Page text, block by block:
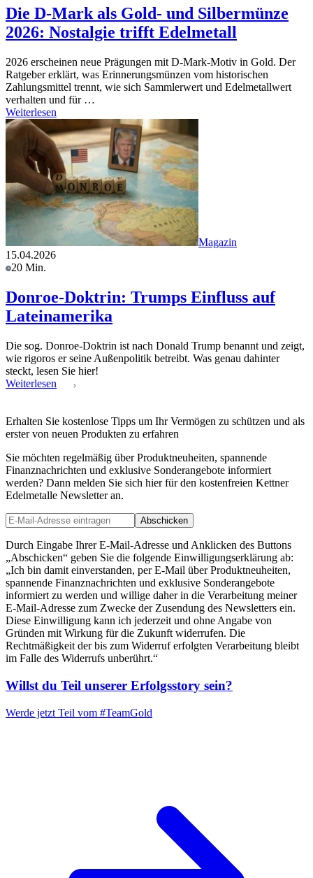
Die D-Mark als Gold- und Silbermünze
2026: Nostalgie trifft Edelmetall
2026 erscheinen neue Prägungen mit D-Mark-Motiv in Gold. Der
Ratgeber erklärt, was Erinnerungsmünzen vom historischen
Zahlungsmittel trennt, wie sich Sammlerwert und Edelmetallwert
verhalten und für …
Weiterlesen
Magazin
15.04.2026
20 Min.
Donroe-Doktrin: Trumps Einfluss auf
Lateinamerika
Die sog. Donroe-Doktrin ist nach Donald Trump benannt und zeigt,
wie rigoros er seine Außenpolitik betreibt. Was genau dahinter
steckt, lesen Sie hier!
Weiterlesen
Erhalten Sie kostenlose Tipps um Ihr Vermögen zu schützen und als
erster von neuen Produkten zu erfahren
Sie möchten regelmäßig über Produktneuheiten, spannende
Finanznachrichten und exklusive Sonderangebote informiert
werden? Dann melden Sie sich hier für den kostenfreien Kettner
Edelmetalle Newsletter an.
Abschicken
Durch Eingabe Ihrer E-Mail-Adresse und Anklicken des Buttons
„Abschicken“ geben Sie die folgende Einwilligungserklärung ab:
„Ich bin damit einverstanden, per E-Mail über Produktneuheiten,
spannende Finanznachrichten und exklusive Sonderangebote
informiert zu werden und willige daher in die Verarbeitung meiner
E-Mail-Adresse zum Zwecke der Zusendung des Newsletters ein.
Diese Einwilligung kann ich jederzeit und ohne Angabe von
Gründen mit Wirkung für die Zukunft widerrufen. Die
Rechtmäßigkeit der bis zum Widerruf erfolgten Verarbeitung bleibt
im Falle des Widerrufs unberührt.“
Willst du Teil unserer Erfolgsstory sein?
Werde jetzt Teil vom #TeamGold